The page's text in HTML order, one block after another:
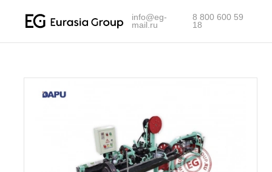
info@eg-
mail.ru
8 800 600 59
18